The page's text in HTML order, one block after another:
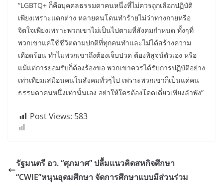
“LGBTQ+ ก็คือบุคคลธรรมดาคนหนึ่งที่ไม่ควรถูกเลือกปฏิบัติ
เพียงเพราะแตกต่าง หลายคนโดนทำร้ายไม่ว่าทางกายหรือ
จิตใจเพียงเพราะพวกเขาไม่เป็นไปตามที่สังคมกำหนด ทั้งๆที่
พวกเขาแค่ใช้ชีวิตตามปกติที่ทุกคนทำและไม่ได้สร้างความ
เดือดร้อน ทำไมพวกเขาถึงต้องเจ็บปวด ต้องพิสูจน์ตัวเอง หรือ
แม้แต่การยอมรับก็ต้องร้องขอ พวกเขาควรได้รับการปฏิบัติอย่าง
เท่าเทียมเสมือนคนในสังคมทั่วๆไป เพราะพวกเขาก็เป็นแค่คน
ธรรมดาคนหนึ่งเท่านั้นเอง อย่าให้ใครต้องโดดเดี่ยวเพียงลำพัง”
Post Views: 583
รัฐมนตรี อว. “ศุภมาศ” ปลื้มแนวคิดสหกิจศึกษา
“CWIE”หนุนอุดมศึกษา จัดการศึกษาแบบมีส่วนร่วม